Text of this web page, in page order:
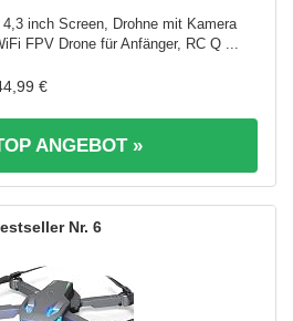
inch Screen, Drohne mit Kamera
FPV Drone für Anfänger, RC Q ...
€
ANGEBOT »
6